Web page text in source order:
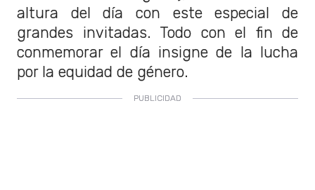
altura del día con este especial de
grandes invitadas. Todo con el fin de
conmemorar el día insigne de la lucha
por la equidad de género.